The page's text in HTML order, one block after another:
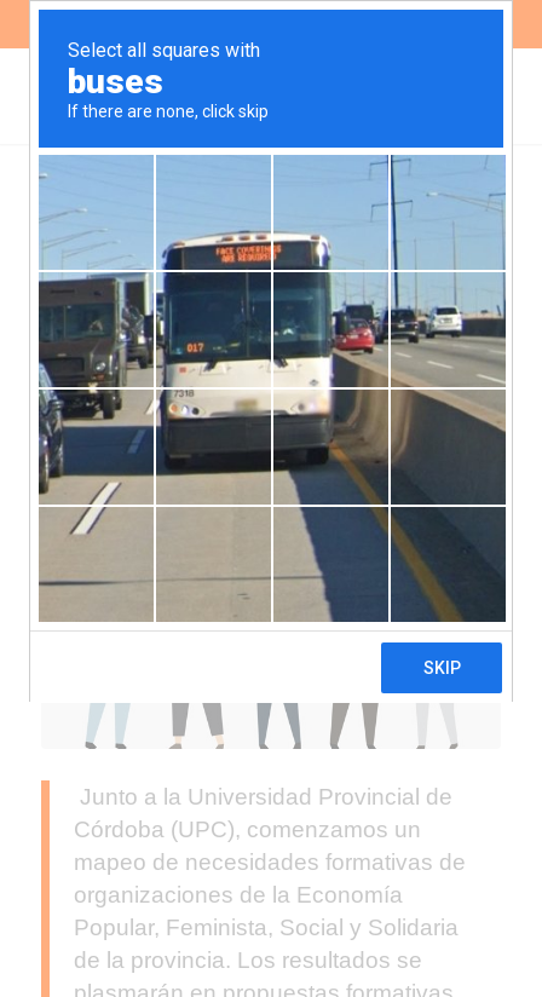
Mapeo de necesidades
formativas de la
Economía Popular,
Feminista, Social y
Solidaria.
Junto a la Universidad Provincial de
Córdoba (UPC), comenzamos un
mapeo de necesidades formativas de
organizaciones de la Economía
Popular, Feminista, Social y Solidaria
de la provincia. Los resultados se